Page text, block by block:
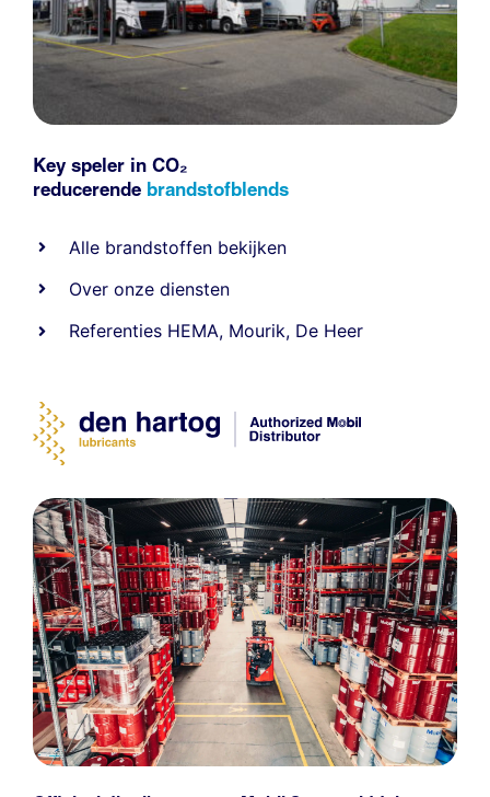
Key speler in CO₂
reducerende brandstofblends
Alle brandstoffen bekijken
Over onze diensten
Referenties HEMA, Mourik, De Heer